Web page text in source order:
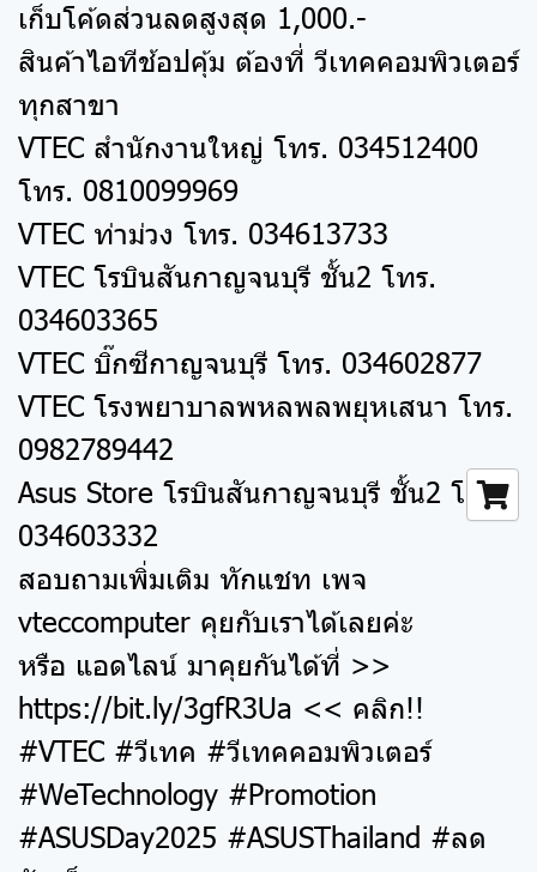
เก็บโค้ดส่วนลดสูงสุด 1,000.-
สินค้าไอทีช้อปคุ้ม ต้องที่ วีเทคคอมพิวเตอร์
ทุกสาขา
VTEC สำนักงานใหญ่ โทร. 034512400
โทร. 0810099969
VTEC ท่าม่วง โทร. 034613733
VTEC โรบินสันกาญจนบุรี ชั้น2 โทร.
034603365
VTEC บิ๊กซีกาญจนบุรี โทร. 034602877
VTEC โรงพยาบาลพหลพลพยุหเสนา โทร.
0982789442
Asus Store โรบินสันกาญจนบุรี ชั้น2 โทร.
034603332
สอบถามเพิ่มเติม ทักแชท เพจ
vteccomputer คุยกับเราได้เลยค่ะ
หรือ แอดไลน์ มาคุยกันได้ที่ >>
https://bit.ly/3gfR3Ua << คลิก!!
#VTEC #วีเทค #วีเทคคอมพิวเตอร์
#WeTechnology #Promotion
#ASUSDay2025 #ASUSThailand #ลด